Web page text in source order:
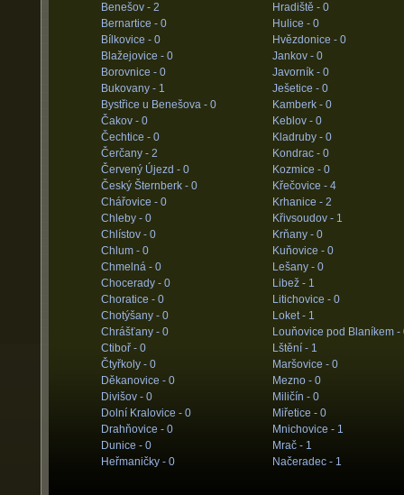
Benešov - 2
Bernartice - 0
Bílkovice - 0
Blažejovice - 0
Borovnice - 0
Bukovany - 1
Bystřice u Benešova - 0
Čakov - 0
Čechtice - 0
Čerčany - 2
Červený Újezd - 0
Český Šternberk - 0
Chářovice - 0
Chleby - 0
Chlístov - 0
Chlum - 0
Chmelná - 0
Chocerady - 0
Choratice - 0
Chotýšany - 0
Chrášťany - 0
Ctiboř - 0
Čtyřkoly - 0
Děkanovice - 0
Divišov - 0
Dolní Kralovice - 0
Drahňovice - 0
Dunice - 0
Heřmaničky - 0
Hradiště - 0
Hulice - 0
Hvězdonice - 0
Jankov - 0
Javorník - 0
Ješetice - 0
Kamberk - 0
Keblov - 0
Kladruby - 0
Kondrac - 0
Kozmice - 0
Křečovice - 4
Krhanice - 2
Křivsoudov - 1
Krňany - 0
Kuňovice - 0
Lešany - 0
Libež - 1
Litichovice - 0
Loket - 1
Louňovice pod Blaníkem -
Lštění - 1
Maršovice - 0
Mezno - 0
Miličín - 0
Miřetice - 0
Mnichovice - 1
Mrač - 1
Načeradec - 1